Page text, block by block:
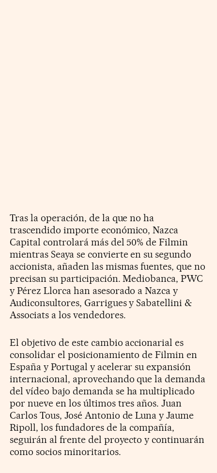
Tras la operación, de la que no ha
trascendido importe económico, Nazca
Capital controlará más del 50% de Filmin
mientras Seaya se convierte en su segundo
accionista, añaden las mismas fuentes, que no
precisan su participación. Mediobanca, PWC
y Pérez Llorca han asesorado a Nazca y
Audiconsultores, Garrigues y Sabatellini &
Associats a los vendedores.
El objetivo de este cambio accionarial es
consolidar el posicionamiento de Filmin en
España y Portugal y acelerar su expansión
internacional, aprovechando que la demanda
del vídeo bajo demanda se ha multiplicado
por nueve en los últimos tres años. Juan
Carlos Tous, José Antonio de Luna y Jaume
Ripoll, los fundadores de la compañía,
seguirán al frente del proyecto y continuarán
como socios minoritarios.